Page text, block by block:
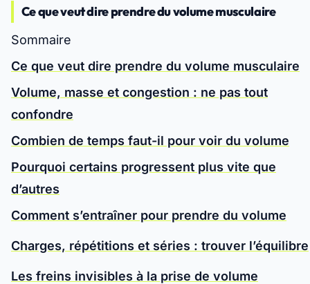
Ce que veut dire prendre du volume musculaire
Sommaire
Ce que veut dire prendre du volume musculaire
Volume, masse et congestion : ne pas tout
confondre
Combien de temps faut-il pour voir du volume
Pourquoi certains progressent plus vite que
d’autres
Comment s’entraîner pour prendre du volume
Charges, répétitions et séries : trouver l’équilibre
Les freins invisibles à la prise de volume